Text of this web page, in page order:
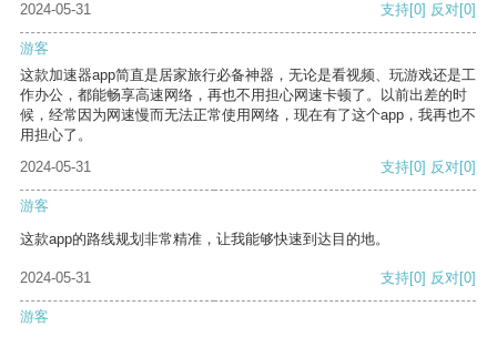
2024-05-31
支持[0] 反对[0]
游客
这款加速器app简直是居家旅行必备神器，无论是看视频、玩游戏还是工
作办公，都能畅享高速网络，再也不用担心网速卡顿了。以前出差的时
候，经常因为网速慢而无法正常使用网络，现在有了这个app，我再也不
用担心了。
2024-05-31
支持[0] 反对[0]
游客
这款app的路线规划非常精准，让我能够快速到达目的地。
2024-05-31 支持[0] 反对[0]
游客